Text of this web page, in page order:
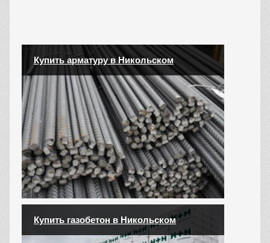
Купить арматуру в Никольском
Купить газобетон в Никольском